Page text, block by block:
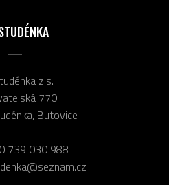
z.s.
770
Butovice
739 030 988